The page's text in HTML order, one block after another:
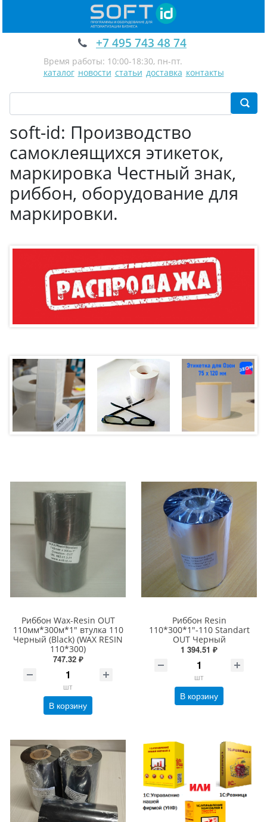
+7 495 743 48 74
Время работы: 10:00-18:30, пн-пт.
каталог новости статьи доставка контакты
soft-id: Производство
самоклеящихся этикеток,
маркировка Честный знак,
риббон, оборудование для
маркировки.
Риббон Wax-Resin OUT
110мм*300м*1" втулка 110
Черный (Black) (WAX RESIN
110*300)
747.32 ₽
шт
В корзину
Риббон Resin
110*300*1"-110 Standart
OUT Черный
1 394.51 ₽
шт
В корзину